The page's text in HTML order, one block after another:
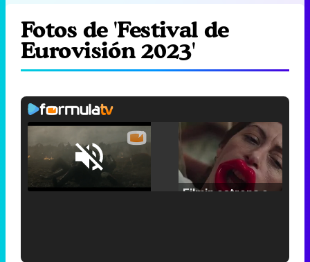
Fotos de 'Festival de
Eurovisión 2023'
/
Loaded
:
29.30%